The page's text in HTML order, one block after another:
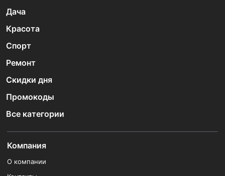
Дача
Красота
Спорт
Ремонт
Скидки дня
Промокоды
Все категории
Компания
О компании